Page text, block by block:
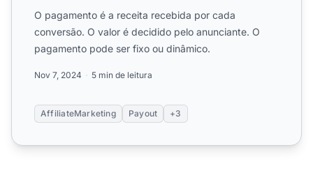
O pagamento é a receita recebida por cada
conversão. O valor é decidido pelo anunciante. O
pagamento pode ser fixo ou dinâmico.
Nov 7, 2024 5 min de leitura
AffiliateMarketing Payout +3